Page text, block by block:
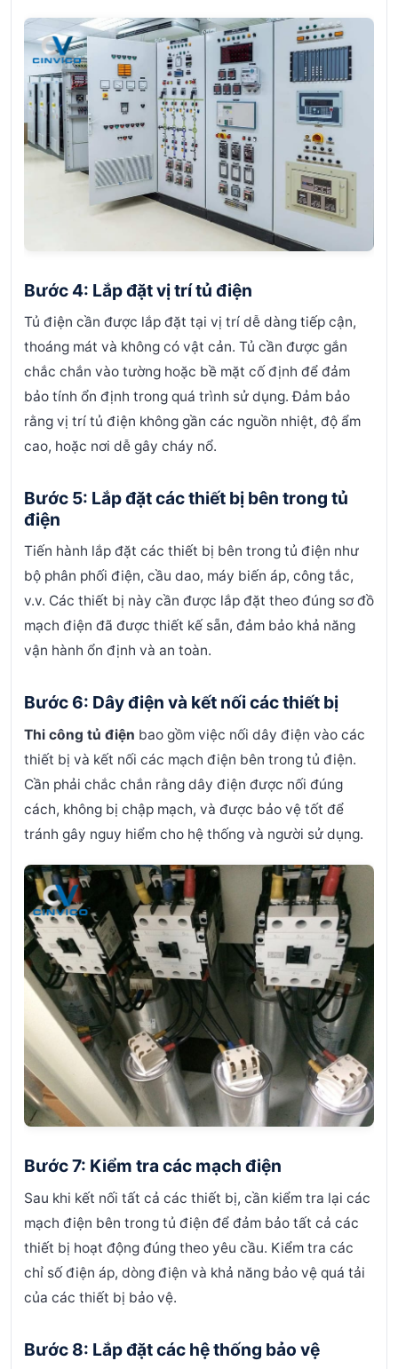
Bước 4: Lắp đặt vị trí tủ điện
Tủ điện cần được lắp đặt tại vị trí dễ dàng tiếp cận,
thoáng mát và không có vật cản. Tủ cần được gắn
chắc chắn vào tường hoặc bề mặt cố định để đảm
bảo tính ổn định trong quá trình sử dụng. Đảm bảo
rằng vị trí tủ điện không gần các nguồn nhiệt, độ ẩm
cao, hoặc nơi dễ gây cháy nổ.
Bước 5: Lắp đặt các thiết bị bên trong tủ
điện
Tiến hành lắp đặt các thiết bị bên trong tủ điện như
bộ phân phối điện, cầu dao, máy biến áp, công tắc,
v.v. Các thiết bị này cần được lắp đặt theo đúng sơ đồ
mạch điện đã được thiết kế sẵn, đảm bảo khả năng
vận hành ổn định và an toàn.
Bước 6: Dây điện và kết nối các thiết bị
Thi công tủ điện bao gồm việc nối dây điện vào các
thiết bị và kết nối các mạch điện bên trong tủ điện.
Cần phải chắc chắn rằng dây điện được nối đúng
cách, không bị chập mạch, và được bảo vệ tốt để
tránh gây nguy hiểm cho hệ thống và người sử dụng.
Bước 7: Kiểm tra các mạch điện
Sau khi kết nối tất cả các thiết bị, cần kiểm tra lại các
mạch điện bên trong tủ điện để đảm bảo tất cả các
thiết bị hoạt động đúng theo yêu cầu. Kiểm tra các
chỉ số điện áp, dòng điện và khả năng bảo vệ quá tải
của các thiết bị bảo vệ.
Bước 8: Lắp đặt các hệ thống bảo vệ